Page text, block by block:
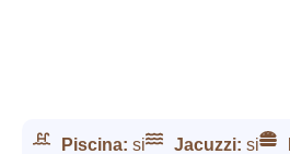
Piscina: si Jacuzzi: si